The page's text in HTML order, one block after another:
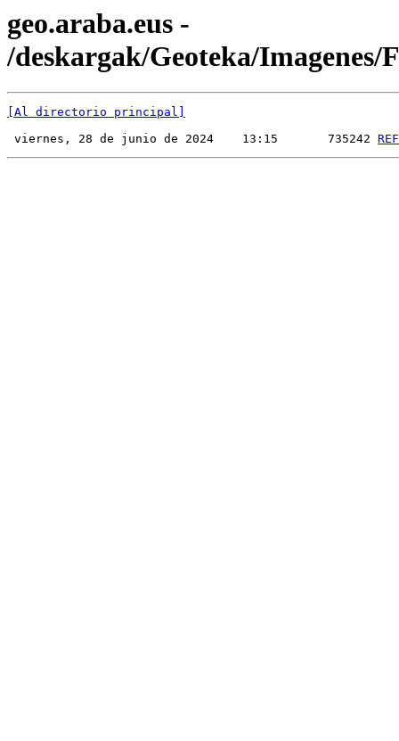
geo.araba.eus -
/deskargak/Geoteka/Imagenes/
[Al directorio principal]
viernes, 28 de junio de 2024    13:15       735242